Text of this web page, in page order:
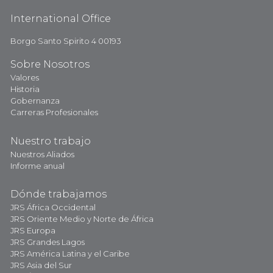
International Office
Borgo Santo Spirito 4 00193
Sobre Nosotros
Valores
Historia
Gobernanza
Carreras Profesionales
Nuestro trabajo
Nuestros Aliados
Informe anual
Dónde trabajamos
JRS África Occidental
JRS Oriente Medio y Norte de África
JRS Europa
JRS Grandes Lagos
JRS América Latina y el Caribe
JRS Asia del Sur